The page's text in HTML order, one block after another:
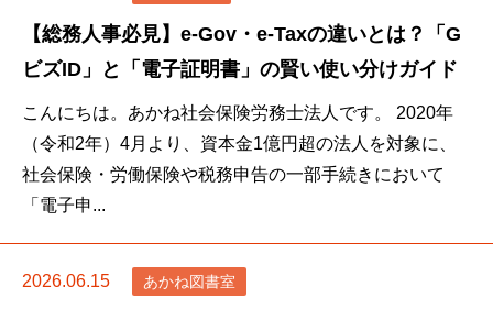
【総務人事必見】e-Gov・e-Taxの違いとは？「G
ビズID」と「電子証明書」の賢い使い分けガイド
こんにちは。あかね社会保険労務士法人です。 2020年
（令和2年）4月より、資本金1億円超の法人を対象に、
社会保険・労働保険や税務申告の一部手続きにおいて
「電子申...
2026.06.15 あかね図書室